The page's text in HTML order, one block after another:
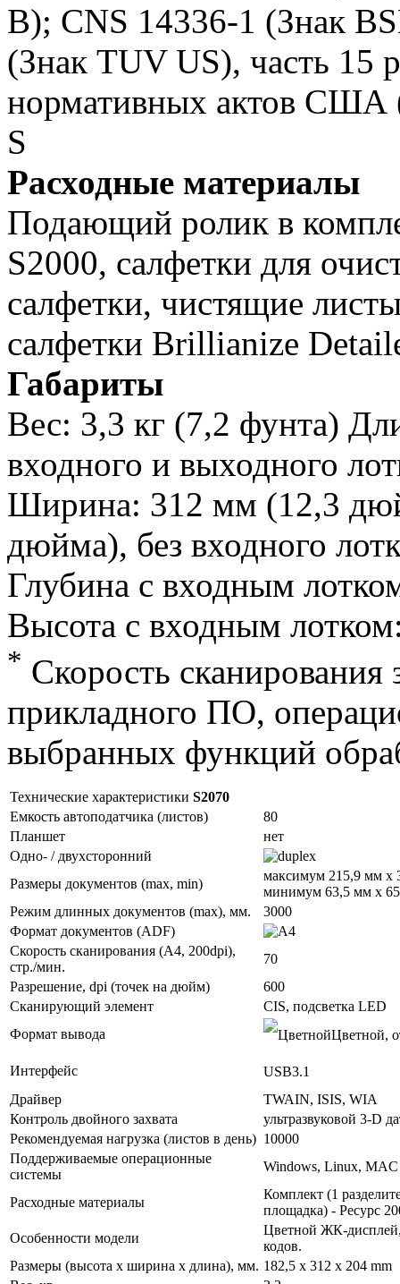
B); CNS 14336-1 (Знак
(Знак TUV US), часть 15
нормативных актов США
S
Расходные материалы
Подающий ролик в
S2000, салфетки для
салфетки, чистящие
салфетки Brillianize
Габариты
Вес: 3,3 кг (7,2 фунта)
входного и выходного
Ширина: 312 мм (12,3
дюйма), без входного
Глубина с входным
Высота с входным
* Скорость сканирования
прикладного ПО,
выбранных функций
Технические характеристики S2070
Емкость автоподатчика (листов)
80
Планшет
нет
Одно- / двухсторонний
Размеры документов (max, min)
максимум 215,9 мм x
минимум 63,5 мм x
Режим длинных документов (max), мм.
3000
Формат документов (ADF)
Скорость сканирования (А4, 200dpi),
стр./мин.
70
Разрешение, dpi (точек на дюйм)
600
Сканирующий элемент
CIS, подсветка LED
Формат вывода
Цветной,
Интерфейс
USB3.1
Драйвер
TWAIN, ISIS, WIA
Контроль двойного захвата
ультразвуковой 3-D
Рекомендуемая нагрузка (листов в день) 10000
Поддерживаемые операционные
системы
Windows, Linux, MAC
Расходные материалы
Комплект (1
площадка) - Ресурс
Особенности модели
Цветной ЖК-
кодов.
Размеры (высота х ширина х длина), мм. 182,5 x 312 x 204 mm